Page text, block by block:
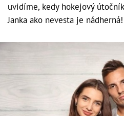
uvidíme, kedy hokejový
Janka ako nevesta je nádherná!